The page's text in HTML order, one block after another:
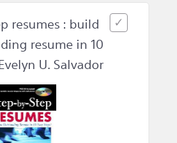
resumes : build
resume in 10
U. Salvador.